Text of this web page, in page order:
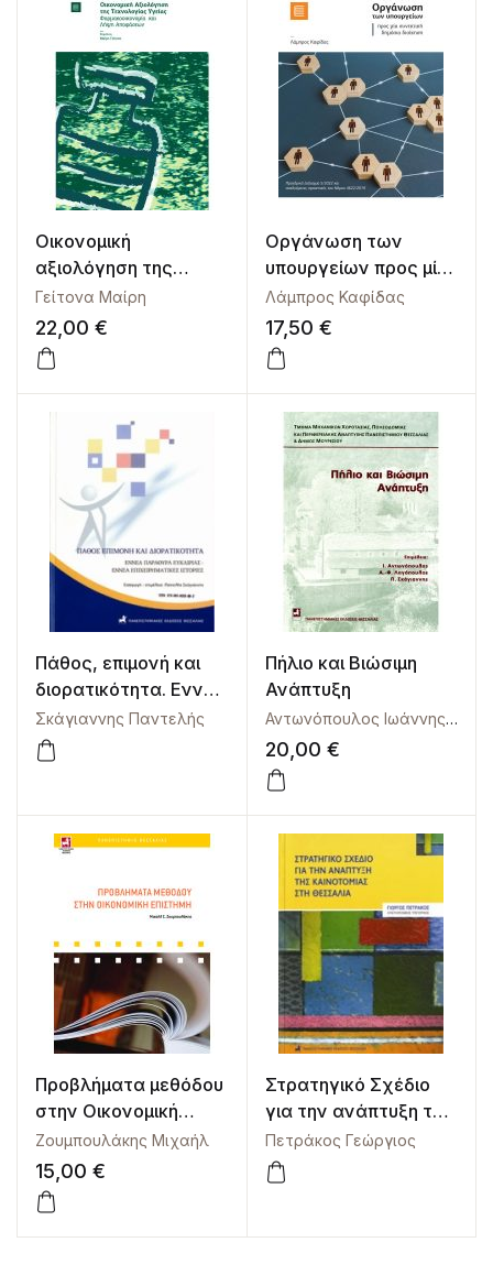
Οικονομική
αξιολόγηση της
Τεχνολογίας Υγείας
– Φαρμακοοικονομία
και Λήψη Αποφάσεων
Γείτονα Μαίρη
22,00 €
Οργάνωση των
υπουργείων προς μία
συνεκτική δημόσια
διοίκηση
Λάμπρος Καφίδας
17,50 €
Πάθος, επιμονή και
διορατικότητα. Εννέα
παράθυρα ευκαιρίας
και εννέα
επιχειρηματικές
Σκάγιαννης Παντελής
Πήλιο και Βιώσιμη
Ανάπτυξη
Αντωνόπουλος Ιωάννης,
,
20,00 €
Προβλήματα μεθόδου
στην Οικονομική
Επιστήμη
Ζουμπουλάκης Μιχαήλ
15,00 €
Στρατηγικό Σχέδιο
για την ανάπτυξη της
καινοτομίας στη
Θεσσαλίας
Πετράκος Γεώργιος